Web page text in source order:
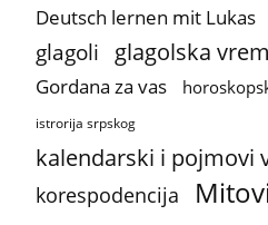
Deutsch lernen mit Lukas
glagoli glagolska
Gordana za vas
istrorija srpskog
kalendarski i pojmovi
korespodencija